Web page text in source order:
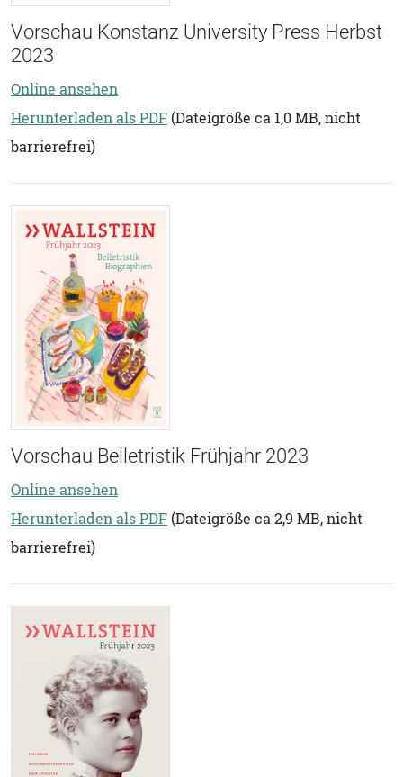
Vorschau Konstanz University Press Herbst
2023
Online ansehen
Herunterladen als PDF (Dateigröße ca 1,0 MB, nicht
barrierefrei)
Vorschau Belletristik Frühjahr 2023
Online ansehen
Herunterladen als PDF (Dateigröße ca 2,9 MB, nicht
barrierefrei)